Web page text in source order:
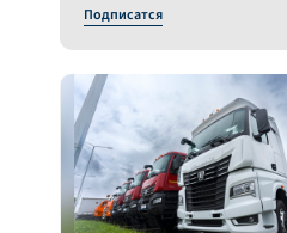
Подписатся